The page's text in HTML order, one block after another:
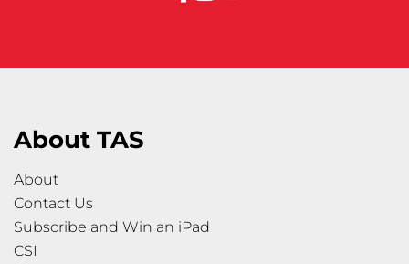
About TAS
About
Contact Us
Subscribe and Win an iPad
CSI